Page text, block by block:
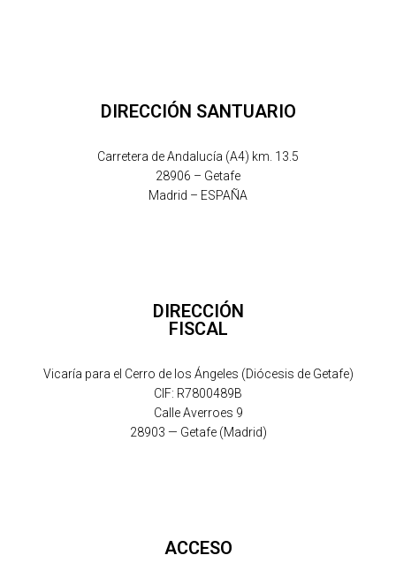
DIRECCIÓN SANTUARIO
Carretera de Andalucía (A4) km. 13.5
28906 – Getafe
Madrid – ESPAÑA
DIRECCIÓN
FISCAL
Vicaría para el Cerro de los Ángeles (Diócesis de Getafe)
CIF: R7800489B
Calle Averroes 9
28903 — Getafe (Madrid)
ACCESO